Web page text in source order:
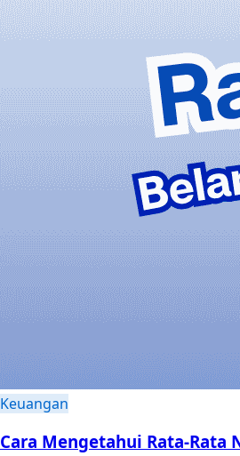
Keuangan
Cara Mengetahui Rata-Rata